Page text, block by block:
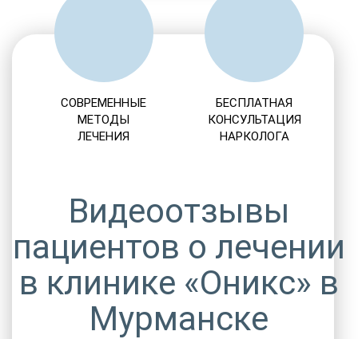
СОВРЕМЕННЫЕ
МЕТОДЫ
ЛЕЧЕНИЯ
БЕСПЛАТНАЯ
КОНСУЛЬТАЦИЯ
НАРКОЛОГА
Видеоотзывы
пациентов о лечении
в клинике «Оникс» в
Мурманске